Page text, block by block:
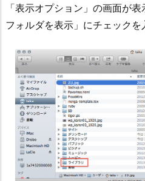
「表示オプション」の画面が
フォルダを表示」にチェックを